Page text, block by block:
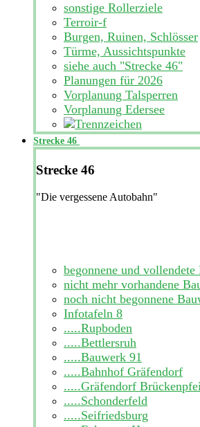
sonstige Rollerziele
Terroir-f
Burgen, Ruinen, Schlösser
Türme, Aussichtspunkte
siehe auch "Strecke 46"
Planungen für 2026
Vorplanung Talsperren
Vorplanung Edersee
Strecke 46
Strecke 46
"Die vergessene Autobahn"
begonnene und vollendete
nicht mehr vorhandene
noch nicht begonnene
Infotafeln 8
.....Rupboden
.....Bettlersruh
.....Bauwerk 91
.....Bahnhof Gräfendorf
.....Gräfendorf
.....Schonderfeld
.....Seifriedsburg